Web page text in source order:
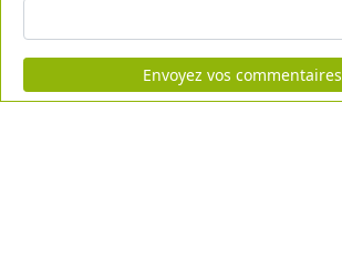
Envoyez vos commentaires